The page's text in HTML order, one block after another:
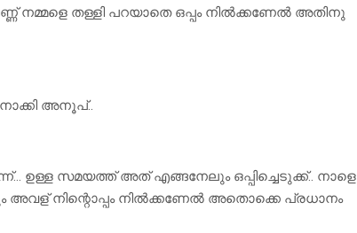
നമ്മളെ തള്ളി പറയാതെ ഒപ്പം നിൽക്കണേൽ അതിനു
അനൂപ്..
ന്ന്… ഉള്ള സമയത്ത് അത് എങ്ങനേലും ഒപ്പിച്ചെടുക്ക്.. നാളെ
അവള് നിന്റൊപ്പം നിൽക്കണേൽ അതൊക്കെ പ്രധാനം